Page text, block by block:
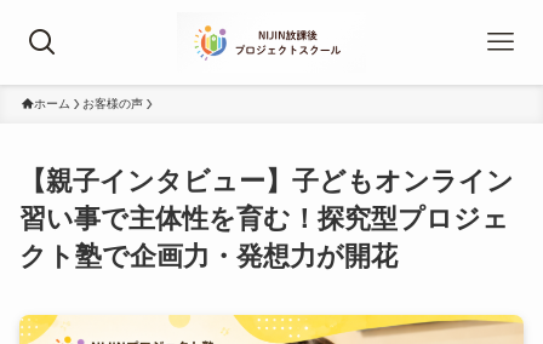
ホーム お客様の声
【親子インタビュー】子どもオンライン
習い事で主体性を育む！探究型プロジェ
クト塾で企画力・発想力が開花